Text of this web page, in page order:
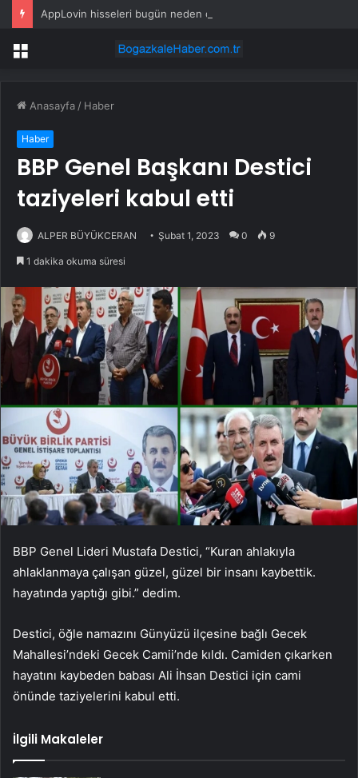
AppLovin hisseleri bugün neden düşüyor?
Menü
Anasayfa / Haber
Haber
BBP Genel Başkanı Destici
taziyeleri kabul etti
ALPER BÜYÜKCERAN Şubat 1, 2023 0 9
1 dakika okuma süresi
BBP Genel Lideri Mustafa Destici, “Kuran ahlakıyla
ahlaklanmaya çalışan güzel, güzel bir insanı kaybettik.
hayatında yaptığı gibi.” dedim.
Destici, öğle namazını Günyüzü ilçesine bağlı Gecek
Mahallesi’ndeki Gecek Camii’nde kıldı. Camiden çıkarken
hayatını kaybeden babası Ali İhsan Destici için cami
önünde taziyelerini kabul etti.
İlgili Makaleler